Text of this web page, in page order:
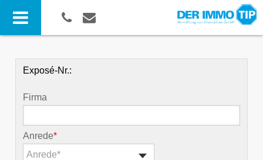
Exposé-Nr.:
Firma
Anrede*
Anrede*